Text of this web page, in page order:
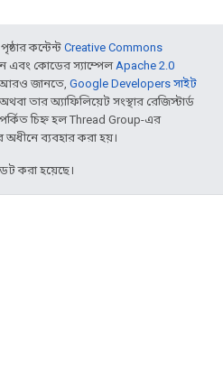
কন্টেন্ট Creative Commons
এবং কোডের স্যাম্পেলApache 2.0
আরও জানতে, Google Developers সাইট
তার অ্যাফিলিয়েট সংস্থার রেজিস্টার্ড
চিহ্ন হল Thread Group-এর
অধীনে ব্যবহার করা হয়।
করা হয়েছে।